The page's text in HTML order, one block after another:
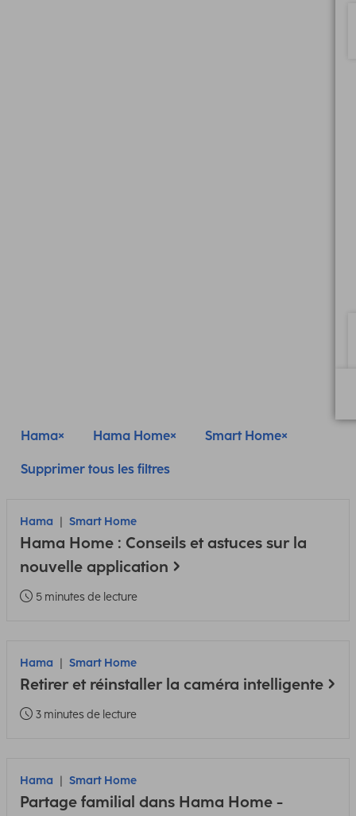
Hama Hama Home Smart Home
Supprimer tous les filtres
Hama Smart Home
Hama Home : Conseils et astuces sur la
nouvelle application
5 minutes de lecture
Hama Smart Home
Retirer et réinstaller la caméra intelligente
3 minutes de lecture
Hama Smart Home
Partage familial dans Hama Home -